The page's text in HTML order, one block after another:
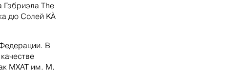
Гэбриэла The
дю Солей KÀ
В
МХАТ им. М.